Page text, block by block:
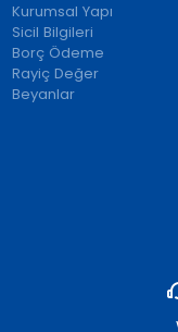
Kurumsal Yapı
Sicil Bilgileri
Borç Ödeme
Rayiç Değer
Beyanlar